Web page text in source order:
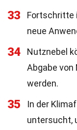
33
Fortschritte
neue
34
Nutznebel
Abgabe
werden.
35
In der
untersucht,